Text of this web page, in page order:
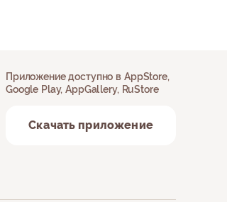
Приложение доступно в AppStore,
Google Play, AppGallery, RuStore
Скачать приложение